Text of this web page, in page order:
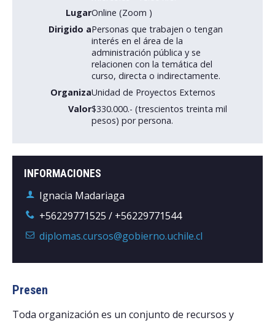
CENTROS
ADMISIÓN
Postulantes
Académicos
Egresados
INFORMACIONES
Ignacia Madariaga
+56229771525 / +56229771544
diplomas.cursos@gobierno.uchile.cl
LugarOnline (Zoom )
Dirigido aPersonas que trabajen o tengan
interés en el área de la
administración pública y se
relacionen con la temática del
curso, directa o indirectamente.
OrganizaUnidad de Proyectos Externos
Valor$330.000.- (trescientos treinta mil
pesos) por persona.
Presen
Toda organización es un conjunto de recursos y